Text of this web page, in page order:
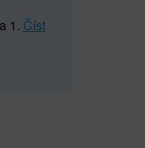
1. Číst